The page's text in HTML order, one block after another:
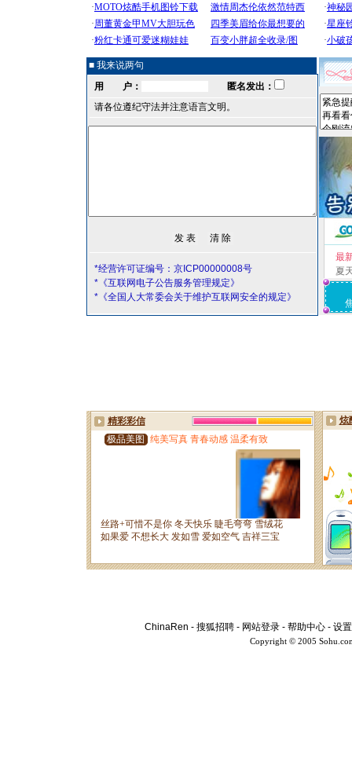
■ 我来说两句
用 户：
匿名发出：
请各位遵纪守法并注意语言文明。
*经营许可证编号：京ICP00000008号
*《互联网电子公告服务管理规定》
*《全国人大常委会关于维护互联网安全的规定》
最
夏
ChinaRen - 搜狐招聘 - 网站登录 - 帮助中心 - 设
Copyright © 2005